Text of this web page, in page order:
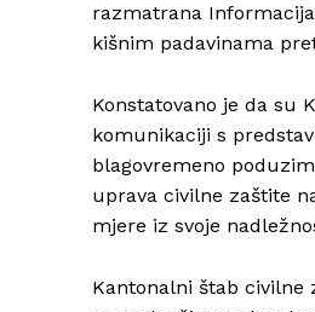
razmatrana
kišnim padavinama
Konstatovano je da su
komunikaciji s
blagovremeno
uprava civilne zaštite
mjere iz svoje
Kantonalni štab